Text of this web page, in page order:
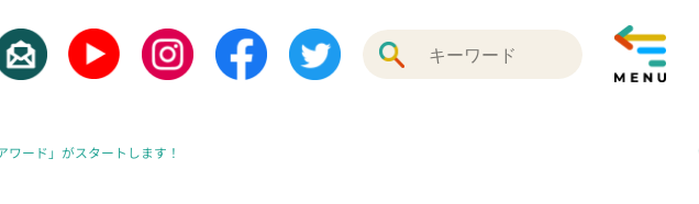
ード」がスタートします！